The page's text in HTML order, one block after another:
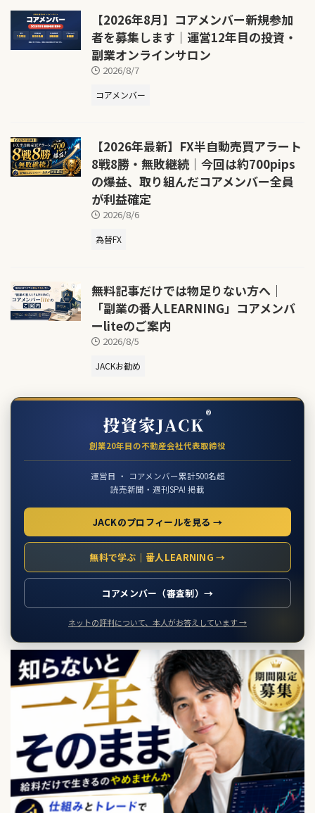
【2026年8月】コアメンバー新規参加
者を募集します｜運営12年目の投資・
副業オンラインサロン
2026/8/7
コアメンバー
【2026年最新】FX半自動売買アラート
8戦8勝・無敗継続｜今回は約700pips
の爆益、取り組んだコアメンバー全員
が利益確定
2026/8/6
為替FX
無料記事だけでは物足りない方へ｜
「副業の番人LEARNING」コアメンバ
ーliteのご案内
2026/8/5
JACKお勧め
投資家JACK®
創業20年目の不動産会社代表取締役
運営目 ・ コアメンバー累計500名超
読売新聞・週刊SPA! 掲載
JACKのプロフィールを見る →
無料で学ぶ｜番人LEARNING →
コアメンバー（審査制）→
ネットの評判について、本人がお答えしています →